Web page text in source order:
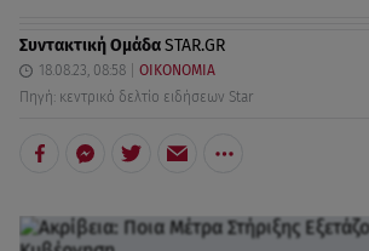
Συντακτική ΟμάδαSTAR.GR
18.08.23, 08:58
ΟΙΚΟΝΟΜΙΑ
Πηγή: κεντρικό δελτίο ειδήσεων Star